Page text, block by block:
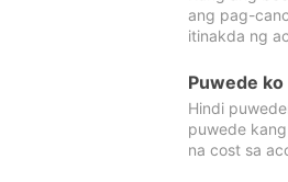
ang pag-
itinakda ng
Puwede
Hindi
puwede
na cost sa